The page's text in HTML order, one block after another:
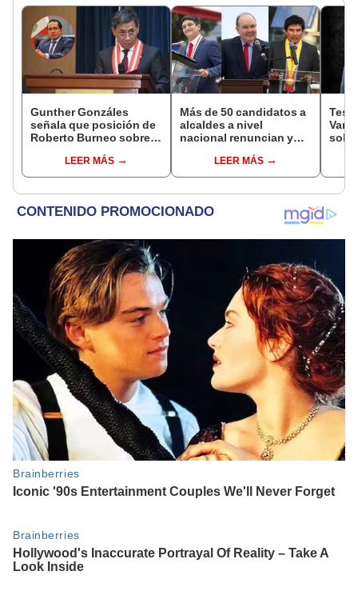
Gunther Gonzáles
señala que posición de
Roberto Burneo sobre
Aliaga no representan al
JNE
LEER MÁS
Más de 50 candidatos a
alcaldes a nivel
nacional renuncian y
encubiertaLEER MÁS